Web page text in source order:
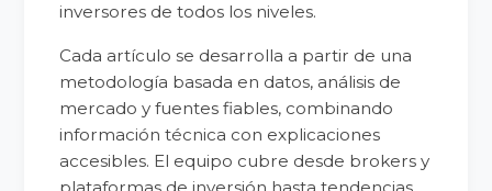
inversores de todos los niveles.
Cada artículo se desarrolla a partir de una
metodología basada en datos, análisis de
mercado y fuentes fiables, combinando
información técnica con explicaciones
accesibles. El equipo cubre desde brokers y